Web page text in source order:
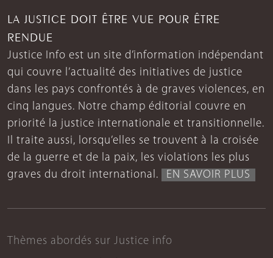
LA JUSTICE DOIT ÊTRE VUE POUR ÊTRE
RENDUE
Justice Info est un site d’information indépendant
qui couvre l’actualité des initiatives de justice
dans les pays confrontés à de graves violences, en
cinq langues. Notre champ éditorial couvre en
priorité la justice internationale et transitionnelle.
Il traite aussi, lorsqu’elles se trouvent à la croisée
de la guerre et de la paix, les violations les plus
graves du droit international.
EN SAVOIR PLUS
Thèmes abordés sur Justice info